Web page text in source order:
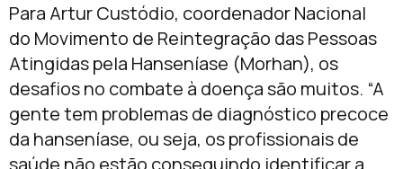
Para Artur Custódio, coordenador Nacional
do Movimento de Reintegração das Pessoas
Atingidas pela Hanseníase (Morhan), os
desafios no combate à doença são muitos. “A
gente tem problemas de diagnóstico precoce
da hanseníase, ou seja, os profissionais de